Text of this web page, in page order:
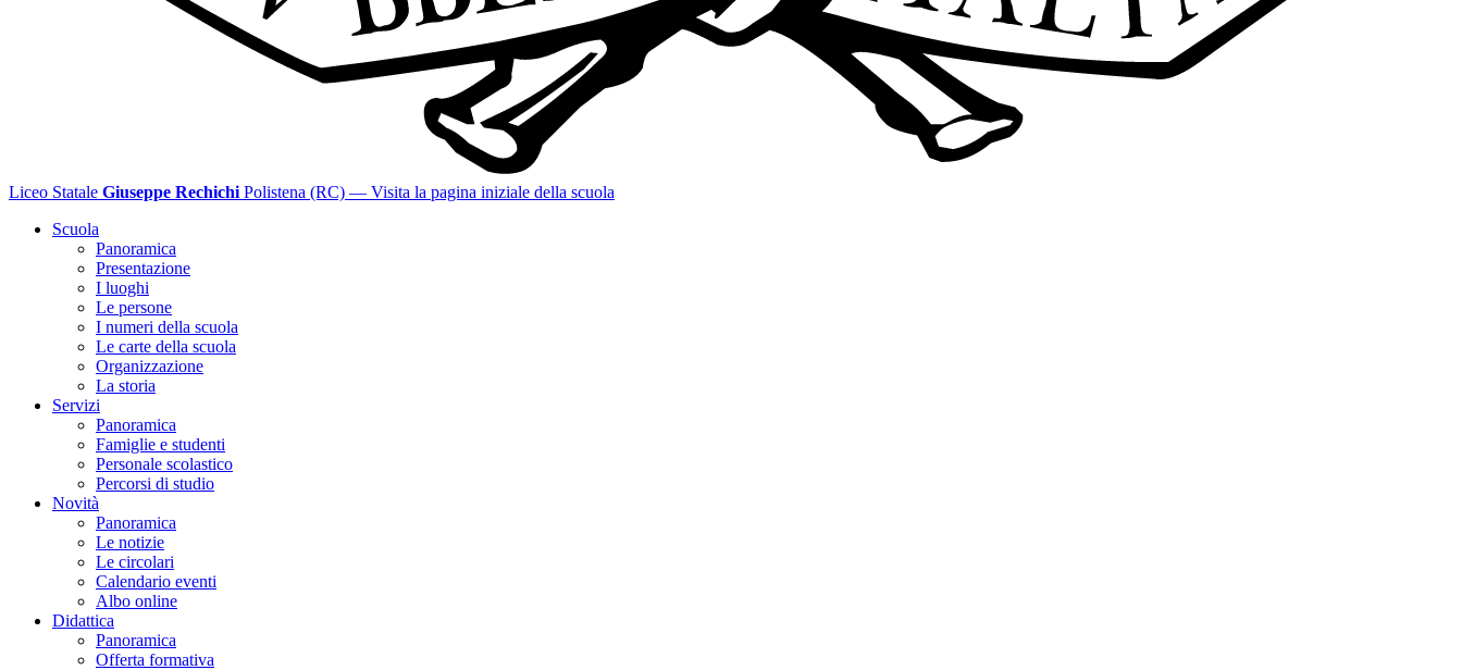
Liceo Statale Giuseppe Rechichi Polistena (RC) — Visita la pagina iniziale della scuola
Scuola
Panoramica
Presentazione
I luoghi
Le persone
I numeri della scuola
Le carte della scuola
Organizzazione
La storia
Servizi
Panoramica
Famiglie e studenti
Personale scolastico
Percorsi di studio
Novità
Panoramica
Le notizie
Le circolari
Calendario eventi
Albo online
Didattica
Panoramica
Offerta formativa